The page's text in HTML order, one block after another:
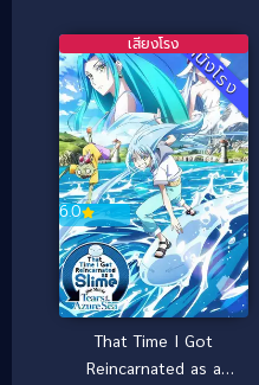
หนังโรง
6.0
เสียงโรง
That Time I Got
Reincarnated as a